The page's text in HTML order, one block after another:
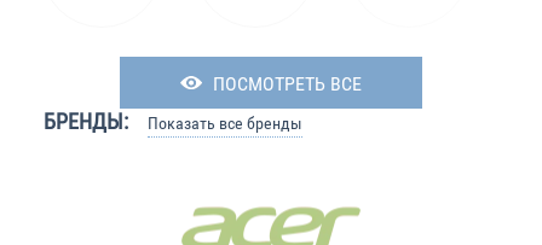
ПОСМОТРЕТЬ ВСЕ
БРЕНДЫ: Показать все бренды